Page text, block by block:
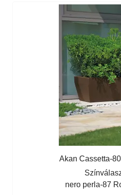
Akan Cassetta-
nero perla-87